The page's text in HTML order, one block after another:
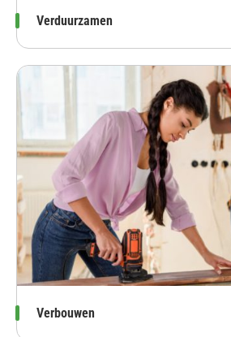
Verduurzamen
Verbouwen